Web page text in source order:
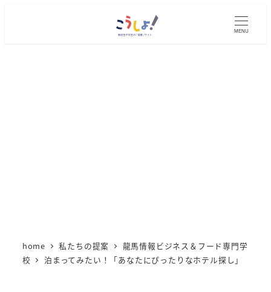
MENU
home 私たちの提案
龍馬情報ビジネス＆フード専門学
校
泊まってみたい！「あなたにぴったりなホテル探し」